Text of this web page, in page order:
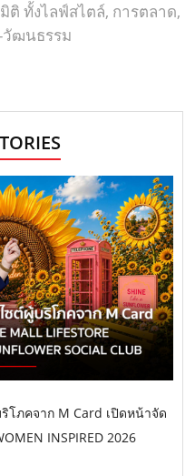
ติ ทั้งไลฟ์สไตล์, การตลาด,
วัฒนธรรม
โภคจาก M Card เปิดหน้าจัด
INSPIRED 2026